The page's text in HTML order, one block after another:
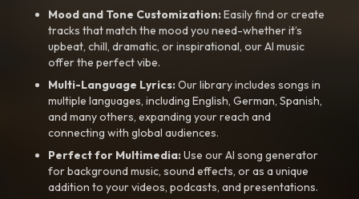
Mood and Tone Customization:Easily find or create
tracks that match the mood you need-whether it’s
upbeat, chill, dramatic, or inspirational, our AI music
offer the perfect vibe.
Multi-Language Lyrics:Our library includes songs in
multiple languages, including English, German, Spanish,
and many others, expanding your reach and
connecting with global audiences.
Perfect for Multimedia:Use our AI song generator
for background music, sound effects, or as a unique
addition to your videos, podcasts, and presentations.